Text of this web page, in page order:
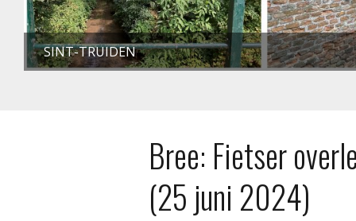
SINT-TRUIDEN
Bree: Fietser
(25 juni 2024)